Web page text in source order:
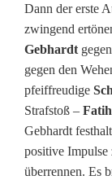
n
W
e
h
e
n
Dann der erste
zwingend
Gebhardt gegen
gegen den
pfeiffreudige
Strafstoß –
Gebhardt
positive Impulse
überrennen. Es